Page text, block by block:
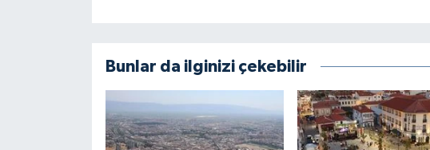
Bunlar da ilginizi çekebilir